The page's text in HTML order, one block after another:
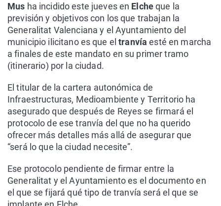
Mus ha incidido este jueves en Elcheque la
previsión y objetivos con los que trabajan la
Generalitat Valenciana y el Ayuntamiento del
municipio ilicitano es que eltranvíaesté en marcha
a finales de este mandato en su primer tramo
(itinerario) por la ciudad.
El titular de la cartera autonómica de
Infraestructuras, Medioambiente y Territorio ha
asegurado que después de Reyes se firmará el
protocolo de ese tranvía del que no ha querido
ofrecer más detalles más allá de asegurar que
“será lo que la ciudad necesite”.
Ese protocolo pendiente de firmar entre la
Generalitat y el Ayuntamiento es el documento en
el que se fijará qué tipo de tranvía será el que se